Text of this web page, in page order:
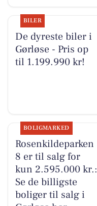
BILER
De dyreste biler i
Gørløse - Pris op
til 1.199.990 kr!
BOLIGMARKED
Rosenkildeparken
8 er til salg for
kun 2.595.000 kr.:
Se de billigste
boliger til salg i